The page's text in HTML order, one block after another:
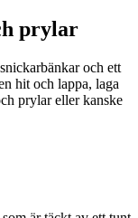
prylar
och ett
hit och lappa, laga
prylar eller kanske